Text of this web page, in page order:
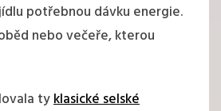
potřebnou dávku energie.
nebo večeře, kterou
tyklasické selské